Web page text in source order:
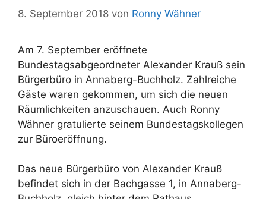
8. September 2018 von Ronny Wähner
Am 7. September eröffnete
Bundestagsabgeordneter Alexander Krauß sein
Bürgerbüro in Annaberg-Buchholz. Zahlreiche
Gäste waren gekommen, um sich die neuen
Räumlichkeiten anzuschauen. Auch Ronny
Wähner gratulierte seinem Bundestagskollegen
zur Büroeröffnung.
Das neue Bürgerbüro von Alexander Krauß
befindet sich in der Bachgasse 1, in Annaberg-